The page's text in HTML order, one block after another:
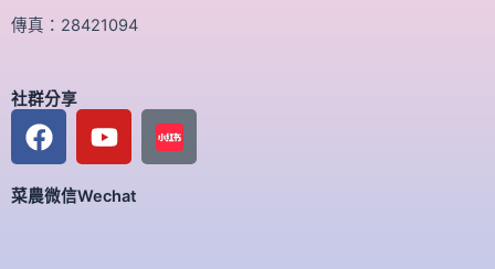
傳真：28421094
社群分享
F
a
e
Y
o
t
菜農微信Wechat